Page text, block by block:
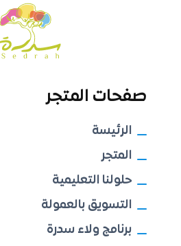
صفحات المتجر
الرئيسة
المتجر
حلولنا التعليمية
التسويق بالعمولة
برنامج ولاء سدرة